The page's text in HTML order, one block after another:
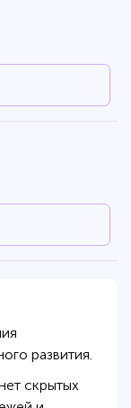
развития.
скрытых